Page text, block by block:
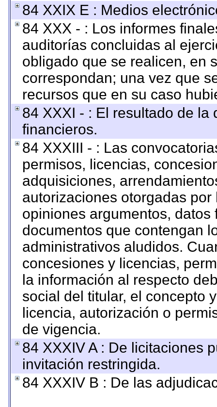
84 XXIX E : Medios
84 XXX - : Los informes
auditorías concluidas al
obligado que se realicen, en
correspondan; una vez que
recursos que en su caso
84 XXXI - : El resultado de
financieros.
84 XXXIII - : Las
permisos, licencias,
adquisiciones,
autorizaciones otorgadas
opiniones argumentos,
documentos que contengan
administrativos aludidos.
concesiones y licencias,
la información al respecto
social del titular, el concepto
licencia, autorización o
de vigencia.
84 XXXIV A : De licitaciones
invitación restringida.
84 XXXIV B : De las